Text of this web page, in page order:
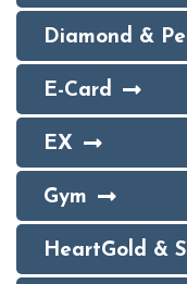
Diamond &
E-Card
EX
Gym
HeartGold &